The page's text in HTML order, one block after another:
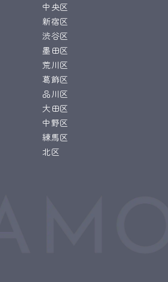
中央区
新宿区
渋谷区
墨田区
荒川区
葛飾区
品川区
大田区
中野区
練馬区
北区